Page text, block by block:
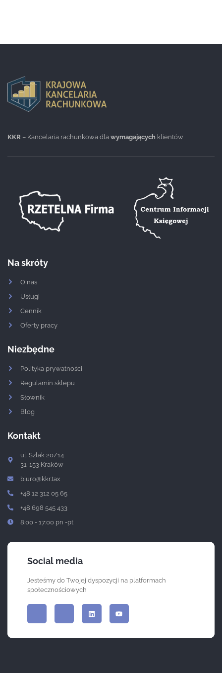
KKR – Kancelaria rachunkowa dla wymagających klientów
Na skróty
O nas
Usługi
Cennik
Oferty pracy
Niezbędne
Polityka prywatności
Regulamin sklepu
Słownik
Blog
Kontakt
ul. Szlak 20/14
31-153 Kraków
biuro@kkr.tax
+48 12 312 05 65
+48 698 545 433
8:00 - 17:00 pn -pt
Social media
Jesteśmy do Twojej dyspozycji na platformach
społecznościowych